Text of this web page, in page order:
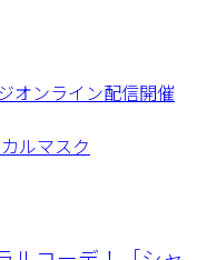
オンライン配信開催
ルマスク